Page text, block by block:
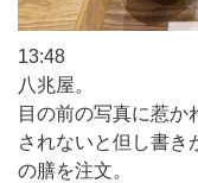
13:48
八兆屋。
目の前の写真に惹か
されないと但し書き
の膳を注文。